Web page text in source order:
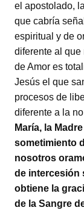
el apostolado,
que cabría
espiritual y de
diferente al que
de Amor es
Jesús el que
procesos de
diferente a la
María, la
sometimiento
nosotros
de intercesión
obtiene la
de la Sangre